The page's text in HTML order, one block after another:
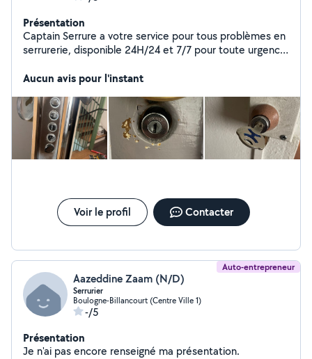
Présentation
Captain Serrure a votre service pour tous problèmes en
serrurerie, disponible 24H/24 et 7/7 pour toute urgence.
sécurité, blindage de porte et plus encore. N'hésiter
Aucun avis pour l'instant
Voir le profil Contacter
Auto-entrepreneur
Aazeddine Zaam (N/D)
Serrurier
Boulogne-Billancourt (Centre Ville 1)
-/5
Présentation
Je n'ai pas encore renseigné ma présentation.